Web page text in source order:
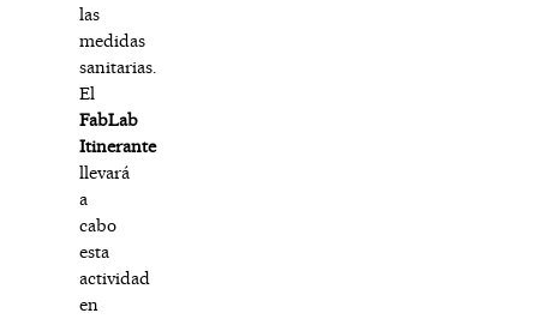
las
medidas
sanitarias.
El
FabLab
Itinerante
llevará
a
cabo
esta
actividad
en